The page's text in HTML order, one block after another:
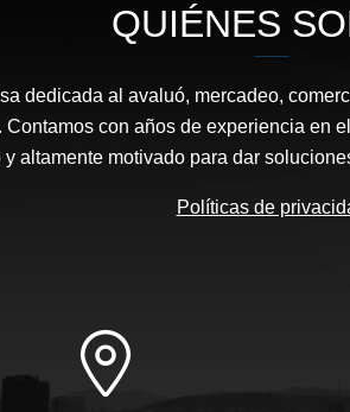
QUIÉNES
dedicada al avaluó, mercadeo,
Contamos con años de experiencia en
y altamente motivado para dar
Políticas de